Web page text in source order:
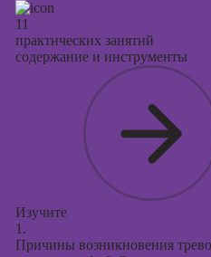
11
практических занятий
содержание и инструменты
Изучите
1.
Причины возникновения